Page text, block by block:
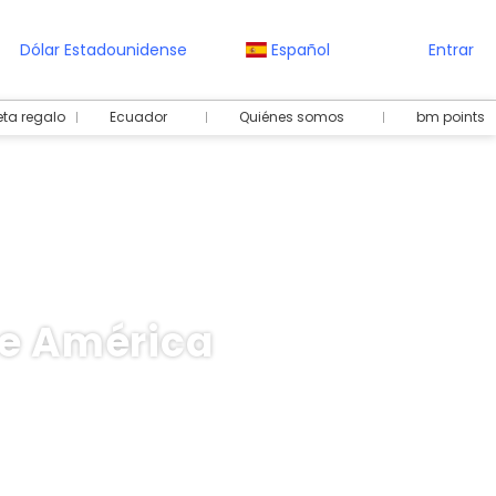
Dólar Estadounidense Español Entrar
regalo Ecuador Quiénes somos bm points
América